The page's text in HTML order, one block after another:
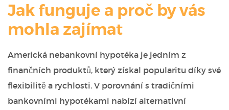
Jak funguje a proč by vás
mohla zajímat
Americká nebankovní hypotéka je jedním z
finančních produktů, který získal popularitu díky své
flexibilitě a rychlosti. V porovnání s tradičními
bankovními hypotékami nabízí alternativní